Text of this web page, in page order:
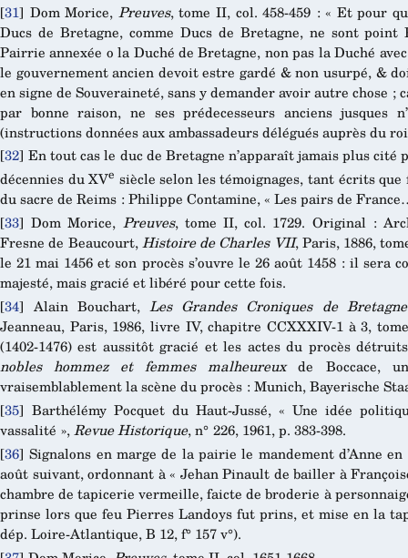
[31] Dom Morice, Preuves, tome II, col. 458-459 : « Et pour
Ducs de Bretagne, comme Ducs de Bretagne, ne sont
Pairrie annexée o la Duché de Bretagne, non pas la Duché
le gouvernement ancien devoit estre gardé & non usurpé, &
en signe de Souveraineté, sans y demander avoir autre chose
par bonne raison, ne ses prédecesseurs anciens jusques
(instructions données aux ambassadeurs délégués auprès du
[32]En tout cas le duc de Bretagne n’apparaît jamais plus
décennies du XVe siècle selon les témoignages, tant écrits
du sacre de Reims : Philippe Contamine, « Les pairs de
[33]Dom Morice, Preuves, tome II, col. 1729. Original :
Fresne de Beaucourt,Histoire de Charles VII, Paris, 1886,
le 21 mai 1456 et son procès s’ouvre le 26 août 1458 : il sera
majesté, mais gracié et libéré pour cette fois.
[34]Alain Bouchart,Les Grandes Croniques de Bretagne
Jeanneau, Paris, 1986, livre IV, chapitre CCXXXIV-1 à 3,
(1402-1476) est aussitôt gracié et les actes du procès
nobles hommez et femmes malheureuxde Boccace,
vraisemblablement la scène du procès : Munich, Bayerische
[35] Barthélémy Pocquet du Haut-Jussé, « Une idée
vassalité »,Revue Historique, n° 226, 1961, p. 383-398.
[36]Signalons en marge de la pairie le mandement d’Anne
août suivant, ordonnant à « Jehan Pinault de bailler à
chambre de tapicerie vermeille, faicte de broderie à
prinse lors que feu Pierres Landoys fut prins, et mise en la
dép. Loire-Atlantique, B 12, f° 157 v°).